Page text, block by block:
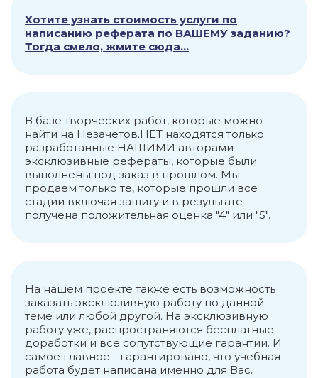
Хотите узнать стоимость услуги по
написанию реферата по ВАШЕМУ заданию?
Тогда смело, жмите сюда...
В базе творческих работ, которые можно
найти на Незачетов.НЕТ находятся только
разработанные НАШИМИ авторами -
эксклюзивные рефераты, которые были
выполнены под заказ в прошлом. Мы
продаем только те, которые прошли все
стадии включая защиту и в результате
получена положительная оценка "4" или "5".
На нашем проекте также есть возможность
заказать эксклюзивную работу по данной
теме или любой другой. На эксклюзивную
работу уже, распространяются бесплатные
доработки и все сопутствующие гарантии. И
самое главное - гарантировано, что учебная
работа будет написана именно для Вас.